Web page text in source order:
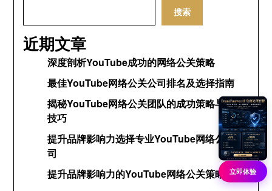
搜索
近期文章
深度剖析YouTube成功的网络公关策略
最佳YouTube网络公关公司排名及选择指南
揭秘YouTube网络公关团队的成功策略与运营
技巧
提升品牌影响力选择专业YouTube网络公关公
司
提升品牌影响力的YouTube网络公关策略
立即体验